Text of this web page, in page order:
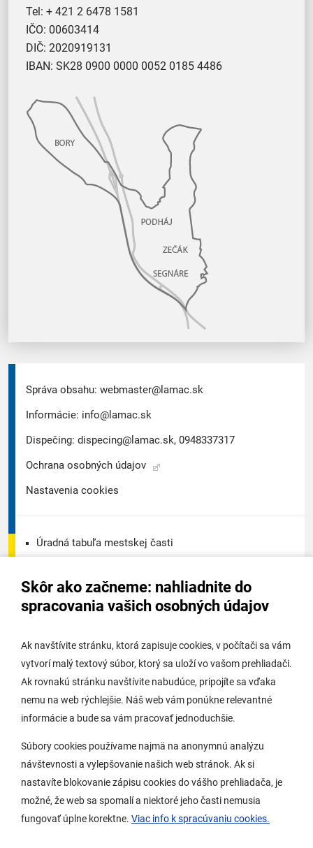
Skôr ako začneme: nahliadnite do
spracovania vašich osobných údajov
Ak navštívite stránku, ktorá zapisuje cookies, v počítači sa vám
vytvorí malý textový súbor, ktorý sa uloží vo vašom prehliadači.
Ak rovnakú stránku navštívite nabudúce, pripojíte sa vďaka
nemu na web rýchlejšie. Náš web vám ponúkne relevantné
informácie a bude sa vám pracovať jednoduchšie.
Súbory cookies používame najmä na anonymnú analýzu
návštevnosti a vylepšovanie našich web stránok. Ak si
nastavíte blokovanie zápisu cookies do vášho prehliadača, je
možné, že web sa spomalí a niektoré jeho časti nemusia
fungovať úplne korektne. Viac info k spracúvaniu cookies.
Tel: + 421 2 6478 1581
IČO: 00603414
DIČ: 2020919131
IBAN: SK28 0900 0000 0052 0185 4486
Správa obsahu: webmaster@lamac.sk
Informácie: info@lamac.sk
Dispečing: dispecing@lamac.sk, 0948337317
Ochrana osobných údajov
Nastavenia cookies
Úradná tabuľa mestskej časti
Úradná tabuľa stavebného úradu
Potrebujem vybaviť
Samospráva
O Lamači
Mobilná aplikácia